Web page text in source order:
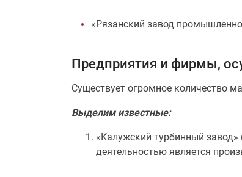
«Рязанский завод
Предприятия и фирмы,
Существует огромное количество
Выделим известные:
«Калужский турбинный
деятельностью является